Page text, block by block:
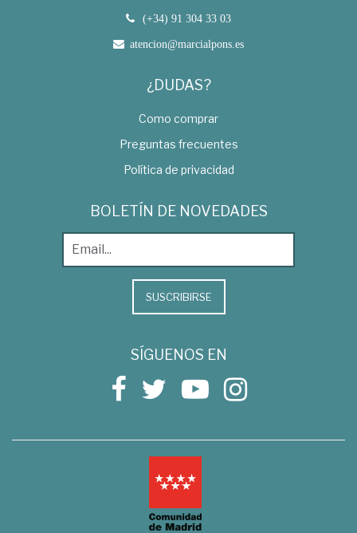
(+34) 91 304 33 03
atencion@marcialpons.es
¿DUDAS?
Como comprar
Preguntas frecuentes
Política de privacidad
BOLETÍN DE NOVEDADES
SUSCRIBIRSE
SÍGUENOS EN